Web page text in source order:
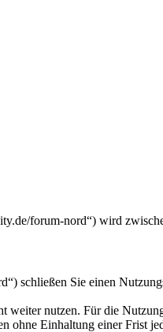
forum-nord“) wird
schließen Sie einen
nutzen. Für die
ohne Einhaltung einer Frist